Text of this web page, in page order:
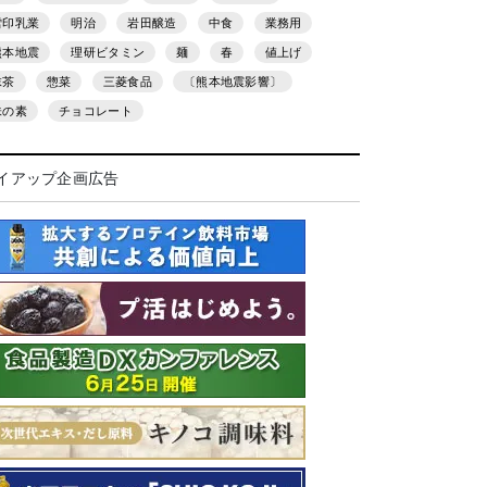
印乳業 明治 岩田醸造 中食 業務用
本地震 理研ビタミン 麺 春 値上げ
茶 惣菜 三菱食品 〔熊本地震影響〕
の素 チョコレート
アップ企画広告